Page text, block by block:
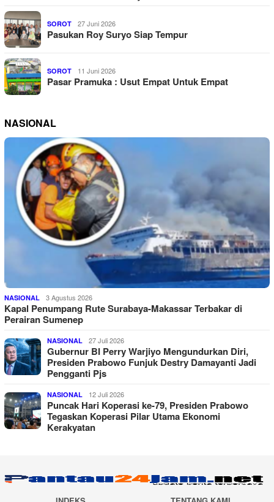
SOROT 27 Juni 2026
Pasukan Roy Suryo Siap Tempur
SOROT 11 Juni 2026
Pasar Pramuka : Usut Empat Untuk Empat
NASIONAL
NASIONAL 3 Agustus 2026
Kapal Penumpang Rute Surabaya-Makassar Terbakar di
Perairan Sumenep
NASIONAL 27 Juli 2026
Gubernur BI Perry Warjiyo Mengundurkan Diri,
Presiden Prabowo Funjuk Destry Damayanti Jadi
Pengganti Pjs
NASIONAL 12 Juli 2026
Puncak Hari Koperasi ke-79, Presiden Prabowo
Tegaskan Koperasi Pilar Utama Ekonomi
Kerakyatan